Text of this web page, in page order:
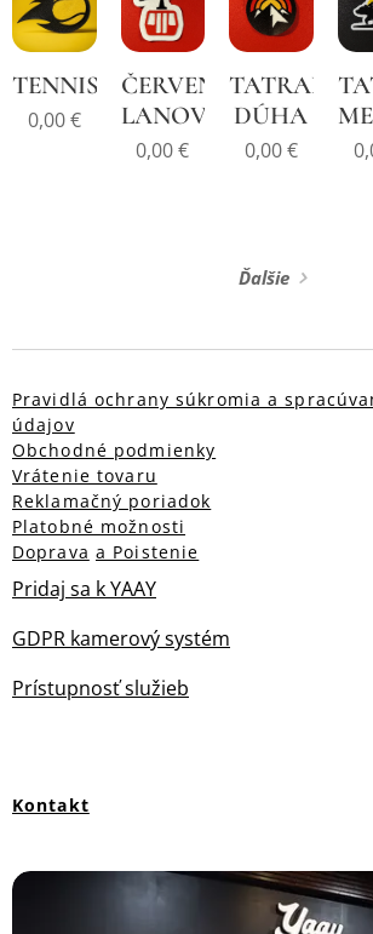
TENNIS
0,00€
ČERVENÁ
LANOVKA
0,00€
DÚHA
0,00€
Ďalšie
Pravidlá ochrany súkromia a
údajov
Obchodné podmienky
Vrátenie tovaru
Reklamačný poriadok
Platobné možnosti
Doprava a Poistenie
Pridaj sa k YAAY
GDPR kamerový systém
Prístupnosť služieb
Kontakt